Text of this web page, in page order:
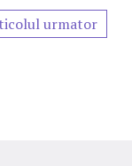
urmator